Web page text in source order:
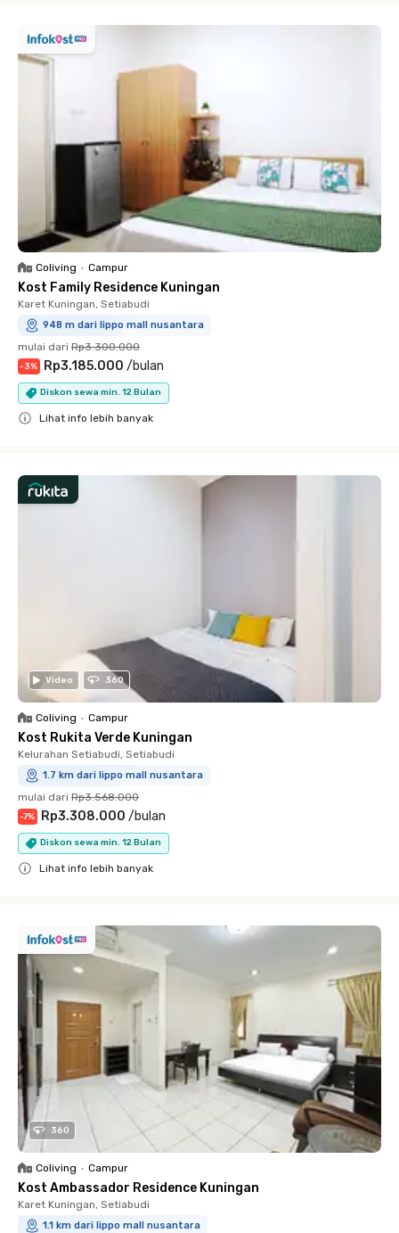
Coliving • Campur
Kost Family Residence Kuningan
Karet Kuningan, Setiabudi
948 m dari lippo mall nusantara
mulai dari Rp3.300.000
-3% Rp3.185.000 /bulan
Diskon sewa min. 12 Bulan
Lihat info lebih banyak
Video 360
Coliving • Campur
Kost Rukita Verde Kuningan
Kelurahan Setiabudi, Setiabudi
1.7 km dari lippo mall nusantara
mulai dari Rp3.568.000
-7% Rp3.308.000 /bulan
Diskon sewa min. 12 Bulan
Lihat info lebih banyak
360
Coliving • Campur
Kost Ambassador Residence Kuningan
Karet Kuningan, Setiabudi
1.1 km dari lippo mall nusantara